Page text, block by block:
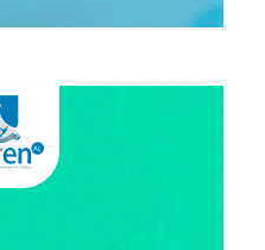
Profissional